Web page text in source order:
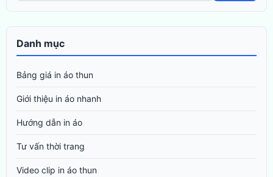
Danh mục
Bảng giá in áo thun
Giới thiệu in áo nhanh
Hướng dẫn in áo
Tư vấn thời trang
Video clip in áo thun